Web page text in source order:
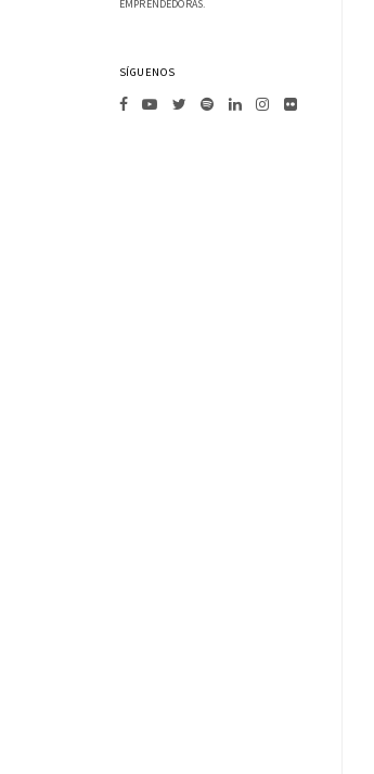
EMPRENDEDORAS.
SÍGUENOS